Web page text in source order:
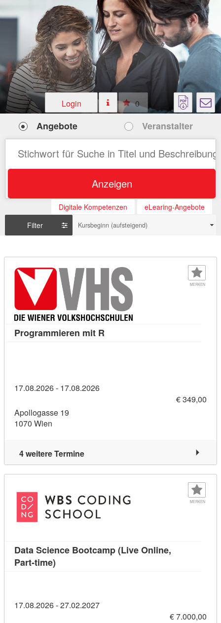
Login 0
Angebote Veranstalter
Anzeigen
Digitale Kompetenzen
eLearing-Angebote
Filter
Kursbeginn (aufsteigend)
MERKEN
Programmieren mit R
17.08.2026 - 17.08.2026
€ 349,00
Apollogasse 19
1070 Wien
4 weitere Termine
MERKEN
Data Science Bootcamp (Live Online,
Part-time)
17.08.2026 - 27.02.2027
€ 7.000,00